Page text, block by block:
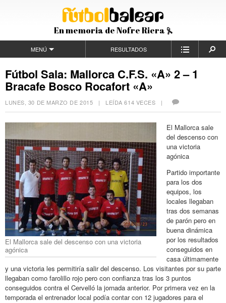
En memoria de Nofre Riera
MENÚ RESULTADOS
Fútbol Sala: Mallorca C.F.S. «A» 2 – 1
Bracafe Bosco Rocafort «A»
LUNES, 30 DE MARZO DE 2015 | LEÍDA 614 VECES |
El Mallorca sale del descenso con una victoria
agónica
El Mallorca sale
del descenso con
una victoria
agónica
Partido importante
para los dos
equipos, los
locales llegaban
tras dos semanas
de parón pero en
buena dinámica
por los resultados
conseguidos en
casa últimamente
y una victoria les permitiría salir del descenso. Los visitantes por su parte
llegaban como farolillo rojo pero con confianza tras los 3 puntos
conseguidos contra el Cervelló la jornada anterior. Por primera vez en la
temporada el entrenador local podía contar con 12 jugadores para el